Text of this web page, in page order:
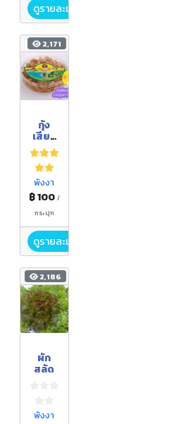
ดูรายละเอียด
2,171
กุ้ง
เสียบ
สามรส
พังงา
฿ 100 /
กระปุก
ดูรายละเอียด
2,186
ผัก
สลัด
พังงา